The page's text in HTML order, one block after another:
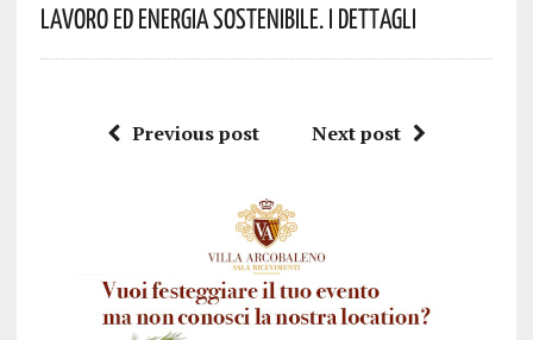
Lavoro Ed Energia Sostenibile. I Dettagli
Previous post Next post